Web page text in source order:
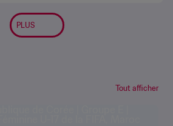
PLUS
Tout afficher